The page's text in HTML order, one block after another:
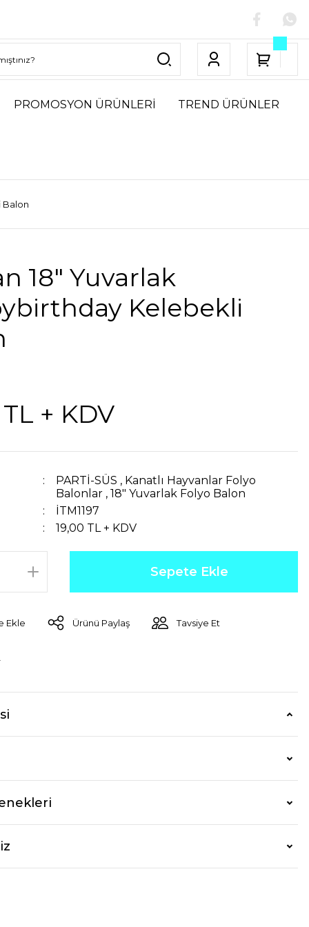
PROMOSYON ÜRÜNLERİ TREND ÜRÜNLER
Balon
18″ Yuvarlak
Kelebekli
+ KDV
PARTİ-SÜS , Kanatlı Hayvanlar Folyo
Balonlar ,18" Yuvarlak Folyo Balon
İTM1197
19,00 TL + KDV
Sepete Ekle
Ürünü Paylaş Tavsiye Et